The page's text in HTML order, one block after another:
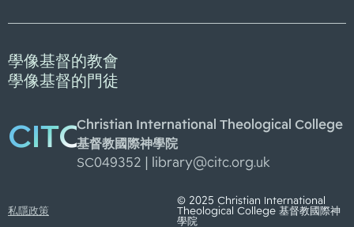
學像基督的教會
學像基督的門徒
CITCChristian International Theological College
基督教國際神學院
SC049352 |
library@citc.org.uk
私隱政策
© 2025 Christian International
Theological College 基督教國際神
學院